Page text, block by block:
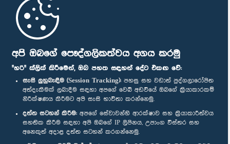
අපි ඔබගේ පෞද්ගලිකත්වය අගය කරමු
"හරි" ක්ලික් කිරීමෙන්, ඔබ පහත සඳහන් දේට එකඟ වේ:
සැසි ලුහුබැඳීම (Session Tracking): පහසු සහ වඩාත් පුද්ගලාරෝපිත
අත්දැකීමක් ලබාදීම සඳහා අපගේ වෙබ් අඩවියේ ඔබගේ ක්‍රියාකාරකම්
නිරීක්ෂණය කිරීමට අපි සැසි භාවිතා කරන්නෙමු.
දත්ත සටහන් කිරීම: අපගේ සේවාවන්හි ආරක්ෂාව සහ ක්‍රියාකාරීත්වය
සහතික කිරීම සඳහා අපි ඔබගේ IP ලිපිනය, උපාංග විස්තර සහ
අනෙකුත් අදාළ දත්ත සටහන් කරගන්නෙමු.
මුල් පිටුව
පාර්ලිමේන්තු ජංගම යෙදුම
අප හා සම්බන්ධ වී සිටින්න :